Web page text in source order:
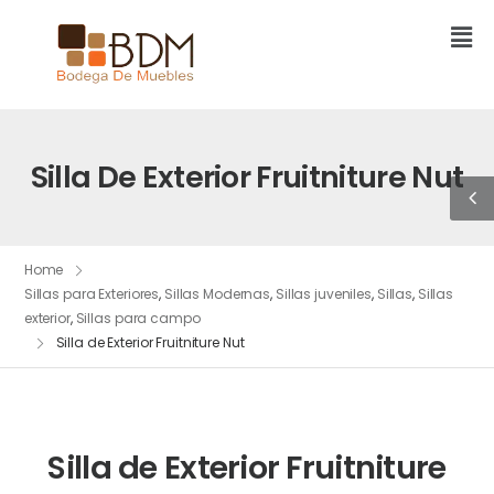
Silla De Exterior Fruitniture Nut
Home
Sillas para Exteriores, Sillas Modernas, Sillas juveniles, Sillas, Sillas
exterior, Sillas para campo
Silla de Exterior Fruitniture Nut
Silla de Exterior Fruitniture